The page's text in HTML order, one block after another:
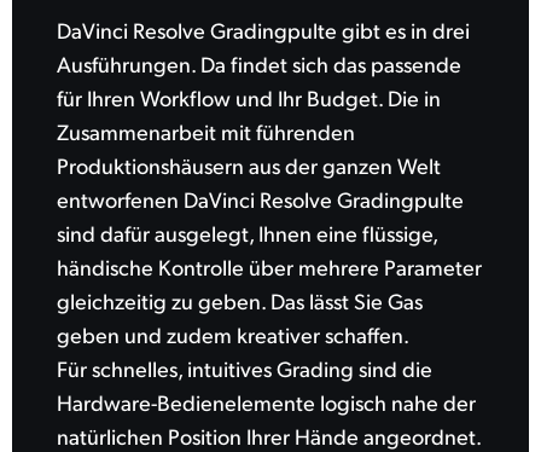
DaVinci Resolve Gradingpulte gibt es in drei
Ausführungen. Da findet sich das passende
für Ihren Workflow und Ihr Budget. Die in
Zusammenarbeit mit führenden
Produktionshäusern aus der ganzen Welt
entworfenen DaVinci Resolve Gradingpulte
sind dafür ausgelegt, Ihnen eine flüssige,
händische Kontrolle über mehrere Parameter
gleichzeitig zu geben. Das lässt Sie Gas
geben und zudem kreativer schaffen.
Für schnelles, intuitives Grading sind die
Hardware-Bedienelemente logisch nahe der
natürlichen Position Ihrer Hände angeordnet.